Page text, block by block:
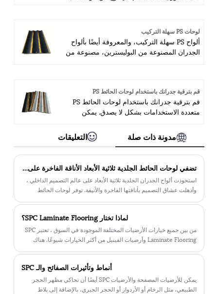
وبأسعار تنافسية.
وخفيفة الوزن، مصبوبة لتشبه أنواعًا مختلفة من
الحجارة مثل الجرانيت أو الحجر الجيري أو
الطوب.
لوحات PS سهلة التركيب
ألواح PS سهلة التركيب، والمعروفة أيضًا بألواح
الجدران المصنوعة من البوليسترين، مصنوعة من
يمكنك اختيار اللمسة النهائية التي تتناسب تمامًا
مع نمط الديكور الخاص بك، سواء كنت تفضل
المظهر الكلاسيكي أو الحديث
قم بترقية جدرانك باستخدام لوحات الحائط PS
قم بترقية جدرانك باستخدام لوحات الحائط PS
متعددة الاستخدامات بشكل لا يصدق. يمكن
الخاصة بك، أو إضافة نسيج إلى غرفة الطعام
الخاصة بك، أو حتى إنشاء لمسة فريدة في
حمامك. مع وجود العديد من الأنماط والتصميمات
للاختيار من بينها، فإن الاحتمالات لا حصر لها.
مدونة ذات صلة التعليقات
تضفي لوحات الحائط الجلدية ثلاثية الأبعاد الأناقة الفاخرة على التصميم الداخلي
استحوذت ألواح الجدران الجلدية ثلاثية الأبعاد على عالم التصميم الداخلي ،
وأذهلت عشاق التصميم بأناقتها الفاخرة والأنيقة. توفر لوحات الحائط
لماذا تختار SPC Laminate Flooring؟
من بين جميع خيارات الأرضيات المختلفة الموجودة في السوق ، تعتبر SPC
Laminate Flooring وأرضيات الفينيل من أكثر الخيارات شيوعًا. هناك
أنماط وتأثيرات الصفائح والـ SPC
يمكن للأرضيات المصفحة والأرضيات SPC أيضًا أن تحاكي مظهر الحجر
الطبيعي، مثل الرخام أو الأردواز أو الحجر الجيري، بالإضافة إلى بلاط